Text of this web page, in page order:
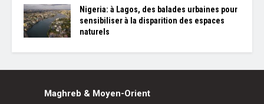
Nigeria: à Lagos, des balades urbaines pour
sensibiliser à la disparition des espaces
naturels
Maghreb & Moyen-Orient